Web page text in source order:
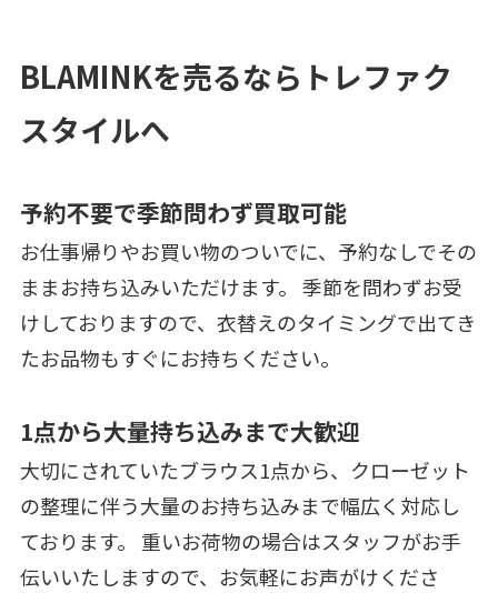
BLAMINKを売るならトレファク
スタイルへ
予約不要で季節問わず買取可能
お仕事帰りやお買い物のついでに、予約なしでその
ままお持ち込みいただけます。 季節を問わずお受
けしておりますので、衣替えのタイミングで出てき
たお品物もすぐにお持ちください。
1点から大量持ち込みまで大歓迎
大切にされていたブラウス1点から、クローゼット
の整理に伴う大量のお持ち込みまで幅広く対応し
ております。 重いお荷物の場合はスタッフがお手
伝いいたしますので、お気軽にお声がけくださ